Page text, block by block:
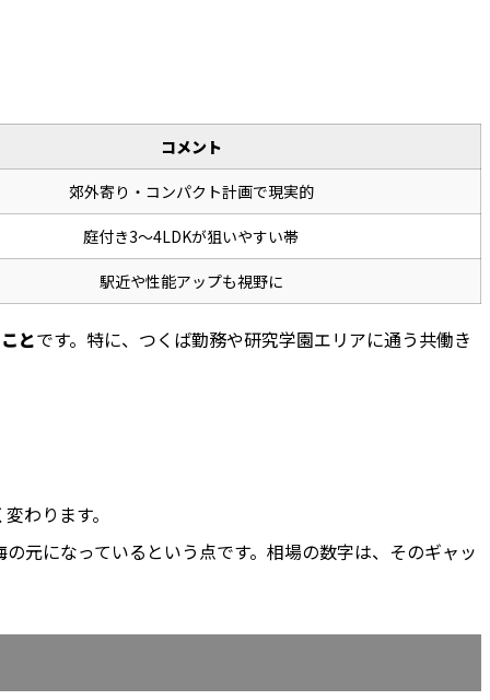
コメント
郊外寄り・コンパクト計画で現実的
庭付き3〜4LDKが狙いやすい帯
駅近や性能アップも視野に
とです。特に、つくば勤務や研究学園エリアに通う共働き
わります。
元になっているという点です。相場の数字は、そのギャッ